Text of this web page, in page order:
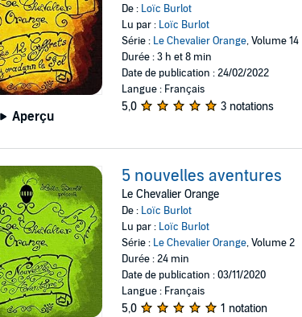
Aperçu
De : Loïc Burlot
Lu par : Loïc Burlot
Série : Le Chevalier Orange, Volume 14
Durée : 3 h et 8 min
Date de publication : 24/02/2022
Langue : Français
5,0 3 notations
5 nouvelles aventures
Le Chevalier Orange
De : Loïc Burlot
Lu par : Loïc Burlot
Série : Le Chevalier Orange, Volume 2
Durée : 24 min
Date de publication : 03/11/2020
Langue : Français
5,0 1 notation